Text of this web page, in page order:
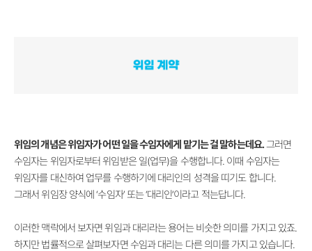
위임의 개념은 위임자가 어떤 일을 수임자에게 맡기는 걸 말하는데요.그러면
수임자는 위임자로부터 위임받은 일(업무)을 수행합니다. 이때 수임자는
위임자를 대신하여 업무를 수행하기에 대리인의 성격을 띠기도 합니다.
그래서 위임장 양식에 ‘수임자’또는‘대리인’이라고 적는답니다.
이러한 맥락에서 보자면 위임과 대리라는 용어는 비슷한 의미를 가지고 있죠.
하지만 법률적으로 살펴보자면 수임과 대리는 다른 의미를 가지고 있습니다.